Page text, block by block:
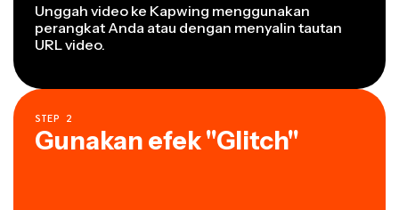
Unggah video ke Kapwing menggunakan
perangkat Anda atau dengan menyalin tautan
URL video.
STEP 2
Gunakan efek "Glitch"